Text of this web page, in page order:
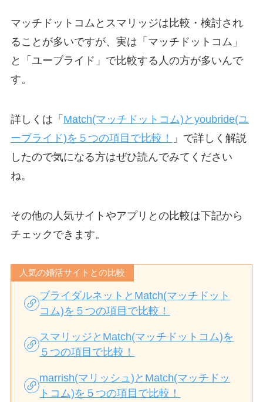
マッチドットコムとスマリッジは比較・検討され
ることが多いですが、実は「マッチドットコム」
と「ユーブライド」で比較する人の方が多いんで
す。
詳しくは「 Match(マッチドットコム)とyoubride(ユ
ーブライド)を５つの項目で比較！
」で詳しく解説
したので気になる方はぜひ読んでみてください
ね。
その他の人気サイトやアプリとの比較は下記から
チェックできます。
人気の婚活サイトとの比較
ブライダルネットとMatch(マッチドット
コム)を５つの項目で比較！
スマリッジとMatch(マッチドットコム)を
５つの項目で比較！
marrish(マリッシュ)とMatch(マッチドッ
トコム)を５つの項目で比較！